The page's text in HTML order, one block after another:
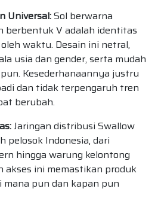
Universal:Sol berwarna
berbentuk V adalah identitas
waktu. Desain ini netral,
usia dan gender, serta mudah
Kesederhanaannya justru
dan tidak terpengaruh tren
berubah.
Jaringan distribusi Swallow
pelosok Indonesia, dari
hingga warung kelontong
akses ini memastikan produk
mana pun dan kapan pun